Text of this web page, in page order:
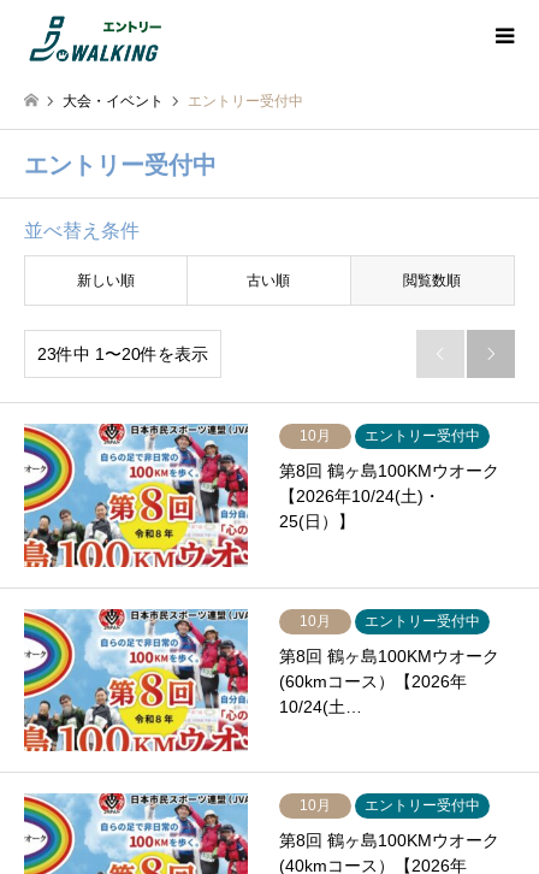
大会・イベント エントリー受付中
エントリー受付中
並べ替え条件
新しい順 古い順 閲覧数順
23件中 1〜20件を表示  
10月 エントリー受付中
第8回 鶴ヶ島100KMウオーク
【2026年10/24(土)・
25(日）】
10月 エントリー受付中
第8回 鶴ヶ島100KMウオーク
(60kmコース）【2026年
10/24(土…
10月 エントリー受付中
第8回 鶴ヶ島100KMウオーク
(40kmコース）【2026年